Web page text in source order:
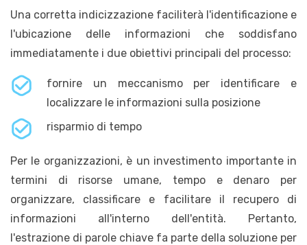
Una corretta indicizzazione faciliterà l'identificazione e
l'ubicazione delle informazioni che soddisfano
immediatamente i due obiettivi principali del processo:
fornire un meccanismo per identificare e
localizzare le informazioni sulla posizione
risparmio di tempo
Per le organizzazioni, è un investimento importante in
termini di risorse umane, tempo e denaro per
organizzare, classificare e facilitare il recupero di
informazioni all'interno dell'entità. Pertanto,
l'estrazione di parole chiave fa parte della soluzione per